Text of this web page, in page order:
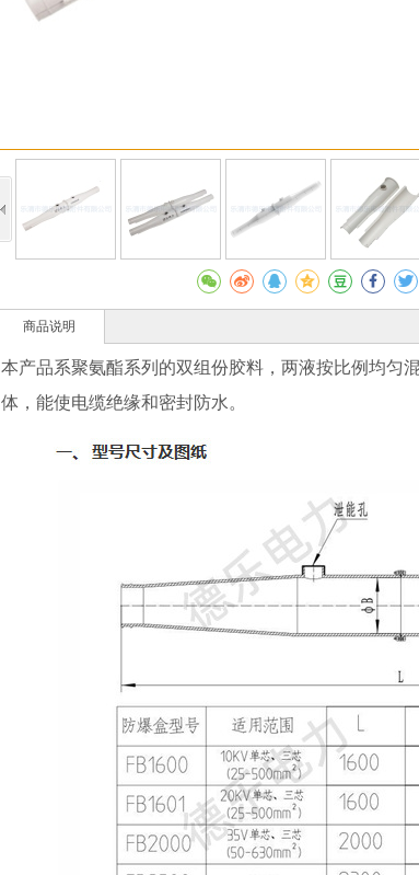
商品说明
本产品系聚氨酯系列的双组份胶料，两液按比例均匀
体，能使电缆绝缘和密封防水。